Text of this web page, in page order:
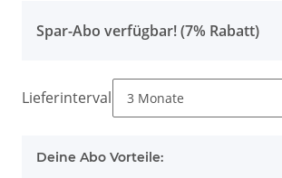
Spar-Abo verfügbar! (7% Rabatt)
Lieferintervall
Deine Abo Vorteile: